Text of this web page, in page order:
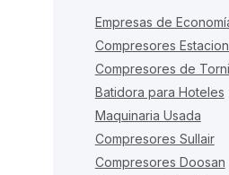
Empresas de
Compresores
Compresores de
Batidora para Hoteles
Maquinaria Usada
Compresores Sullair
Compresores Doosan